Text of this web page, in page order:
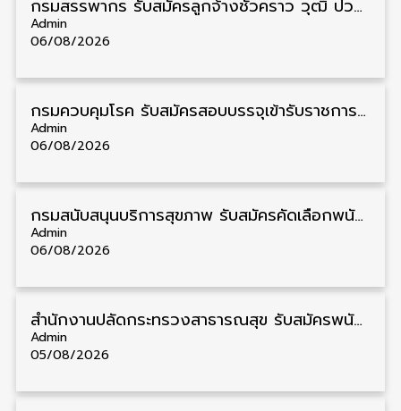
กรมสรรพากร รับสมัครลูกจ้างชั่วคราว วุฒิ ปวช./ป.ตรี 138 อัตรา รับสมัคร 17 – 31 สิงหาคม
Admin
06/08/2026
กรมควบคุมโรค รับสมัครสอบบรรจุเข้ารับราชการ วุฒิ ปวส./ป.ตรี 17 อัตรา รับสมัคร 17 สิงหาคม – 4 กันยายน
Admin
06/08/2026
กรมสนับสนุนบริการสุขภาพ รับสมัครคัดเลือกพนักงานราชการ วุฒิ ปวส./ป.ตรี 13 อัตรา รับสมัคร 11 – 20 สิงหาคม
Admin
06/08/2026
สำนักงานปลัดกระทรวงสาธารณสุข รับสมัครพนักงานราชการรูปแบบพิเศษ วุฒิ ปวส./ป.ตรี 102 อัตรา รับสมัคร 17 – 28 สิงหาคม
Admin
05/08/2026